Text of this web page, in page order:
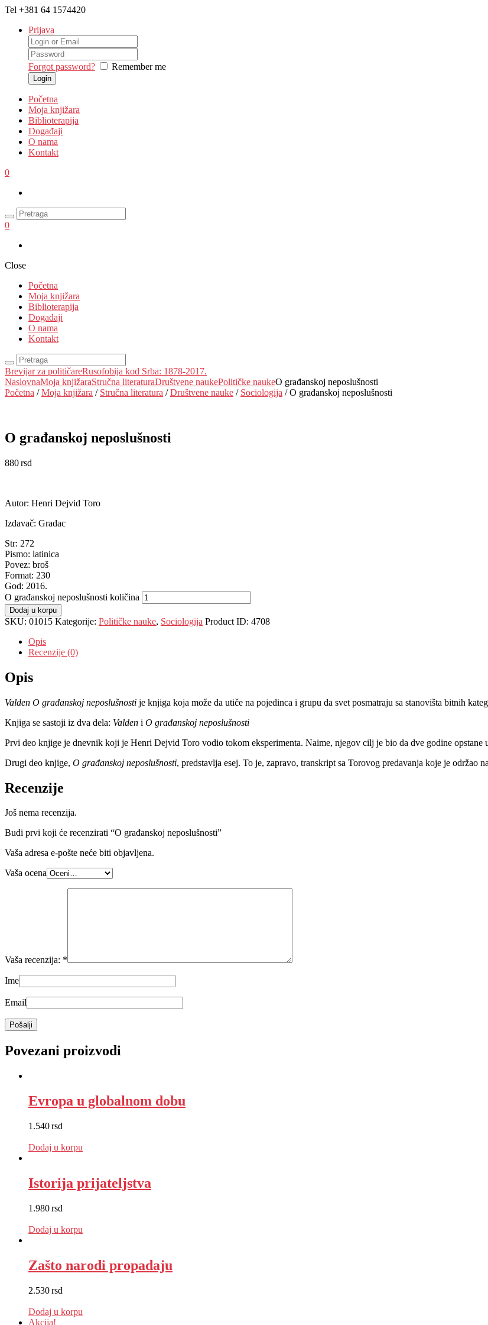
Tel +381 64 1574420
Prijava
Forgot password? Remember me
Početna
Moja knjižara
Biblioterapija
Događaji
O nama
Kontakt
0
0
Close
Početna
Moja knjižara
Biblioterapija
Događaji
O nama
Kontakt
Brevijar za političareRusofobija kod Srba: 1878-2017.
NaslovnaMoja knjižaraStručna literaturaDruštvene naukePolitičke naukeO građanskoj neposlušnosti
Početna /Moja knjižara / Stručna literatura /Društvene nauke / Sociologija / O građanskoj neposlušnosti
O građanskoj neposlušnosti
880rsd
Autor: Henri Dejvid Toro
Izdavač: Gradac
Str: 272
Pismo: latinica
Povez: broš
Format: 230
God: 2016.
O građanskoj neposlušnosti količina
Dodaj u korpu
SKU: 01015 Kategorije: Političke nauke, Sociologija Product ID: 4708
Opis
Recenzije (0)
Opis
Valden O građanskoj neposlušnosti je knjiga koja može da utiče na pojedinca i grupu da svet posmatraju sa stanovišta bitnih
Knjiga se sastoji iz dva dela: Valden i O građanskoj neposlušnosti
Prvi deo knjige je dnevnik koji je Henri Dejvid Toro vodio tokom eksperimenta. Naime, njegov cilj je bio da dve godine opstane
Drugi deo knjige, O građanskoj neposlušnosti, predstavlja esej. To je, zapravo, transkript sa Torovog predavanja koje je održao
Recenzije
Još nema recenzija.
Budi prvi koji će recenzirati “O građanskoj neposlušnosti”
Vaša adresa e-pošte neće biti objavljena.
Vaša ocena
Vaša recenzija: *
Ime
Email
Povezani proizvodi
Evropa u globalnom dobu
1.540rsd
Dodaj u korpu
Istorija prijateljstva
1.980rsd
Dodaj u korpu
Zašto narodi propadaju
2.530rsd
Dodaj u korpu
Akcija!